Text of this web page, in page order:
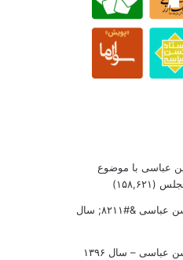
عباسی با موضوع
(۱۵۸,۶۲۱)
لیست دانلود سخنرانی های استاد حسن عباسی &#۸۲۱۱; سال
– سال ۱۳۹۶